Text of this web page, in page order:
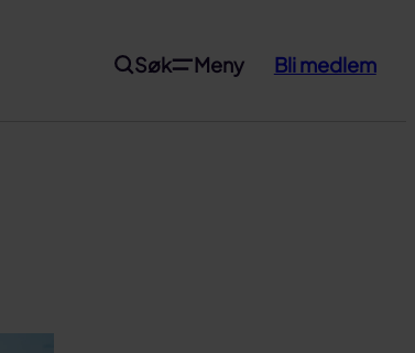
Søk Meny Bli medlem